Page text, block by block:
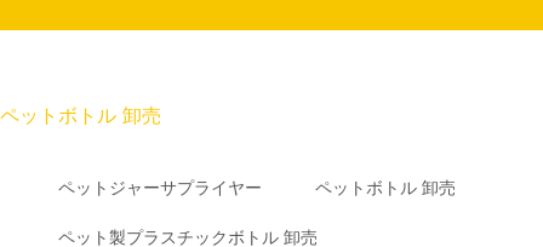
ペットボトル 卸売
ペットジャーサプライヤー ペットボトル 卸売
ペット製プラスチックボトル 卸売